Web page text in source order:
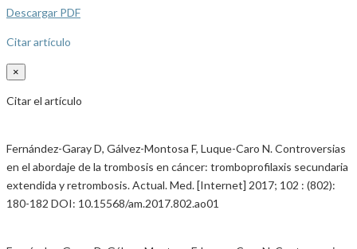
Descargar PDF
Citar artículo
×
Citar el artículo
Fernández-Garay D, Gálvez-Montosa F, Luque-Caro N. Controversias
en el abordaje de la trombosis en cáncer: tromboprofilaxis secundaria
extendida y retrombosis. Actual. Med. [Internet] 2017; 102 : (802):
180-182 DOI: 10.15568/am.2017.802.ao01